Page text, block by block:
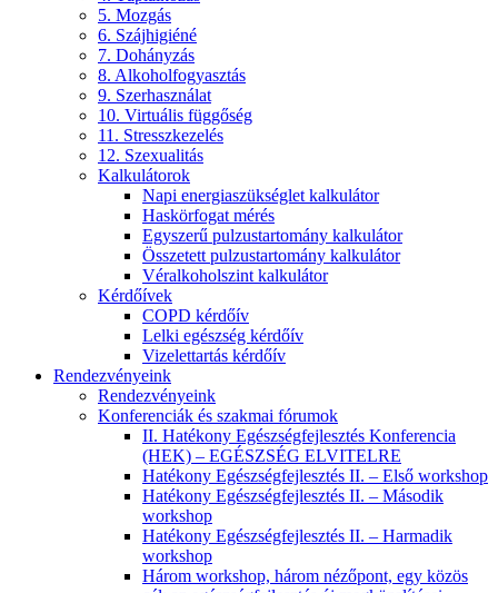
5. Mozgás
6. Szájhigiéné
7. Dohányzás
8. Alkoholfogyasztás
9. Szerhasználat
10. Virtuális függőség
11. Stresszkezelés
12. Szexualitás
Kalkulátorok
Napi energiaszükséglet kalkulátor
Haskörfogat mérés
Egyszerű pulzustartomány kalkulátor
Összetett pulzustartomány kalkulátor
Véralkoholszint kalkulátor
Kérdőívek
COPD kérdőív
Lelki egészség kérdőív
Vizelettartás kérdőív
Rendezvényeink
Rendezvényeink
Konferenciák és szakmai fórumok
II. Hatékony Egészségfejlesztés Konferencia
(HEK) – EGÉSZSÉG ELVITELRE
Hatékony Egészségfejlesztés II. – Első workshop
Hatékony Egészségfejlesztés II. – Második
workshop
Hatékony Egészségfejlesztés II. – Harmadik
workshop
Három workshop, három nézőpont, egy közös